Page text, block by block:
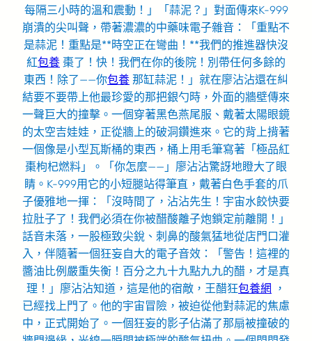
每隔三小時的溫和震動！」「蒜泥？」對面傳來K-999
崩潰的尖叫聲，帶著濃濃的中藥味電子雜音：「重點不
是蒜泥！重點是**時空正在彎曲！**我們的推進器快沒
紅包養 棗了！快！我們在你的後院！別帶任何多餘的
東西！除了——你包養 那缸蒜泥！」就在廖沾沾還在糾
結要不要帶上他最珍愛的那把銀勺時，外面的牆壁傳來
一聲巨大的撞擊。一個穿著黑色燕尾服、戴著太陽眼鏡
的太空吉娃娃，正從牆上的破洞鑽進來。它的背上揹著
一個像是小型瓦斯桶的東西，桶上用毛筆寫著「極品紅
棗枸杞燃料」。「你怎麼——」廖沾沾驚訝地瞪大了眼
睛。K-999用它的小短腿站得筆直，戴著白色手套的爪
子優雅地一揮：「沒時間了，沾沾先生！宇宙水餃快要
拉肚子了！我們必須在你被醋酸離子炮鎖定前離開！」
話音未落，一股極致尖銳、刺鼻的酸氣猛地從店門口灌
入，伴隨著一個狂妄自大的電子音效：「警告！這裡的
醬油比例嚴重失衡！百分之九十九點九九的醋，才是真
理！」廖沾沾知道，這是他的宿敵，王醋狂包養網
，
已經找上門了。他的宇宙冒險，被迫從他對蒜泥的焦慮
中，正式開始了。一個狂妄的影子佔滿了那扇被撞破的